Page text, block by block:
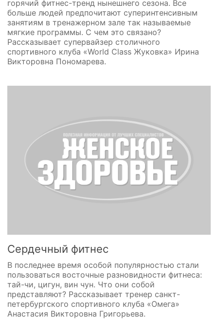
горячий фитнес-тренд нынешнего сезона. Все
больше людей предпочитают суперинтенсивным
занятиям в тренажерном зале так называемые
мягкие программы. С чем это связано?
Рассказывает супервайзер столичного
спортивного клуба «World Class Жуковка» Ирина
Викторовна Пономарева.
Сердечный фитнес
В последнее время особой популярностью стали
пользоваться восточные разновидности фитнеса:
тай-чи, цигун, вин чун. Что они собой
представляют? Рассказывает тренер санкт-
петербургского спортивного клуба «Омега»
Анастасия Викторовна Григорьева.